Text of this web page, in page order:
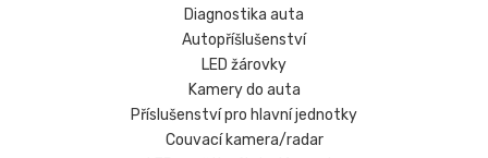
Diagnostika auta
Autopříšlušenství
LED žárovky
Kamery do auta
Příslušenství pro hlavní jednotky
Couvací kamera/radar